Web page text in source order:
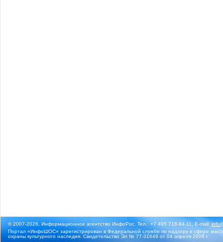
© 2007-2026, Информационное агентство ИнфоРос. Тел.: +7 495 718-84-11, E-mail:
Портал «ИнфоШОС» зарегистрирован в Федеральной службе по надзору в сфере
охраны культурного наследия. Свидетельство Эл № 77-31649 от 04 апреля 2008 г.